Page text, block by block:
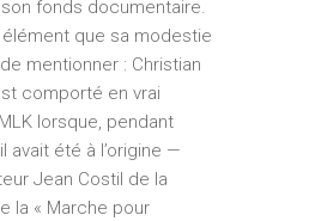
fonds documentaire.
que sa modestie
mentionner : Christian
comporté en vrai
lorsque, pendant
il avait été à l’origine —
Jean Costil de la
la « Marche pour